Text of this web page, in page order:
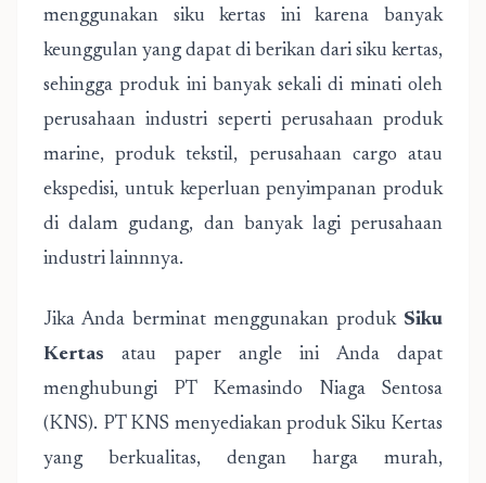
menggunakan siku kertas ini karena banyak
keunggulan yang dapat di berikan dari siku kertas,
sehingga produk ini banyak sekali di minati oleh
perusahaan industri seperti perusahaan produk
marine, produk tekstil, perusahaan cargo atau
ekspedisi, untuk keperluan penyimpanan produk
di dalam gudang, dan banyak lagi perusahaan
industri lainnnya.
Jika Anda berminat menggunakan produk Siku
Kertas atau paper angle ini Anda dapat
menghubungi PT Kemasindo Niaga Sentosa
(KNS). PT KNS menyediakan produk Siku Kertas
yang berkualitas, dengan harga murah,